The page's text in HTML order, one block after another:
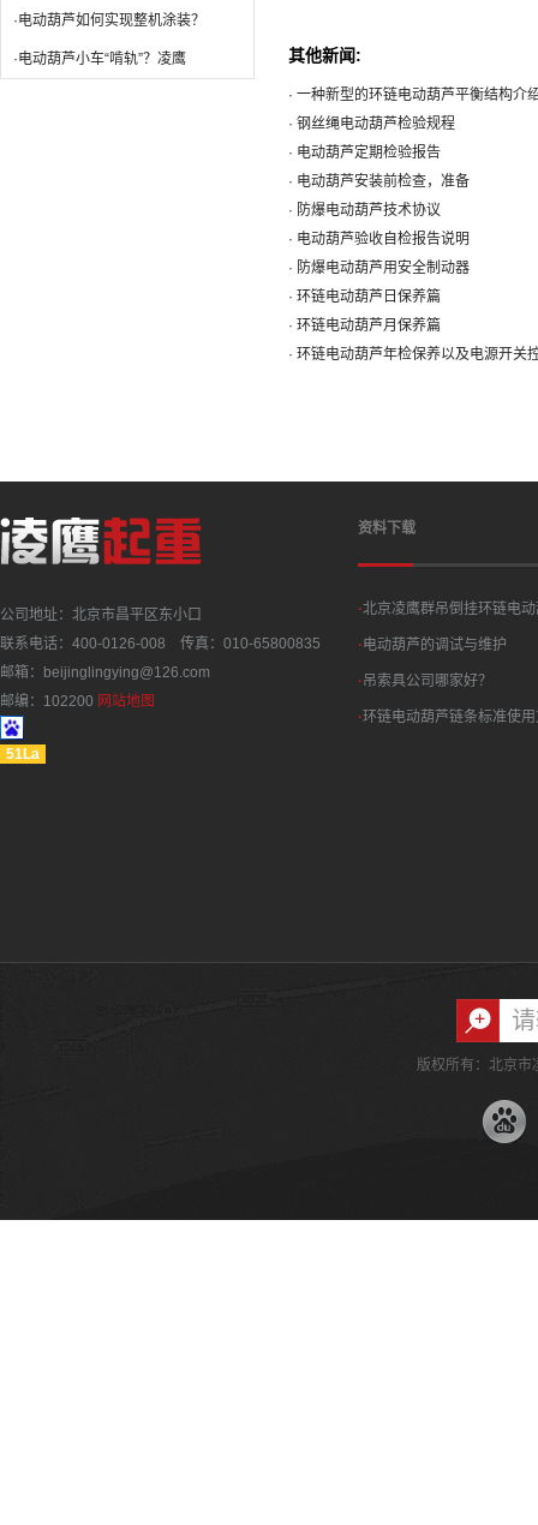
·电动葫芦如何实现整机涂装？
·电动葫芦小车“啃轨”？凌鹰 其他新闻:
· 一种新型的环链电动葫芦平衡结构介
· 钢丝绳电动葫芦检验规程
· 电动葫芦定期检验报告
· 电动葫芦安装前检查，准备
· 防爆电动葫芦技术协议
· 电动葫芦验收自检报告说明
· 防爆电动葫芦用安全制动器
· 环链电动葫芦日保养篇
· 环链电动葫芦月保养篇
· 环链电动葫芦年检保养以及电源开关
公司地址：北京市昌平区东小口
联系电话：400-0126-008 传真：010-65800835
邮箱：beijinglingying@126.com
邮编：102200 网站地图
51La
资料下载
·北京凌鹰群吊倒挂环链电
·电动葫芦的调试与维护
·吊索具公司哪家好？
·环链电动葫芦链条标准使
版权所有：北京